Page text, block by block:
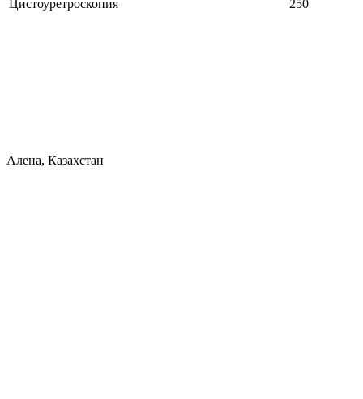
Цистоуретроскопия
250
Алена, Казахстан